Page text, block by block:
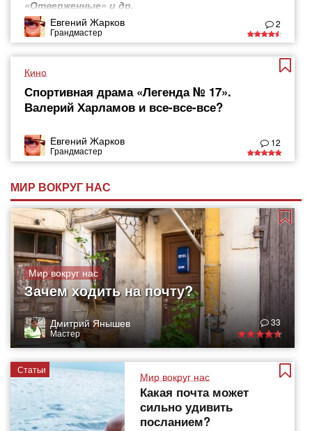
«Отверженные» и др.
Евгений Жарков
Грандмастер
2
Кино
Спортивная драма «Легенда № 17».
Валерий Харламов и все-все-все?
Евгений Жарков
Грандмастер
12
МИР ВОКРУГ НАС
Мир вокруг нас
Зачем ходить на почту?
Дмитрий Янышев
Мастер
33
Статьи
Мир вокруг нас
Какая почта может
сильно удивить
посланием?